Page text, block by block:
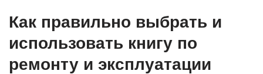
Как правильно выбрать и
использовать книгу по
ремонту и эксплуатации